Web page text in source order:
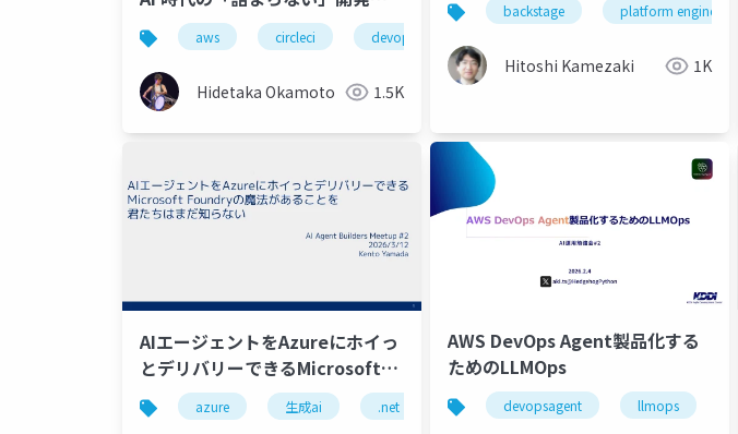
略
aws circleci devops
Hidetaka Okamoto 1.5K
backstage platform engineering
Hitoshi Kamezaki 1K
AIエージェントをAzureにホイっ
とデリバリーできるMicrosoft
Foundryの魔法があることを君た
ちはまだ知らない
azure 生成ai .net
AWS DevOps Agent製品化する
ためのLLMOps
devopsagent llmops